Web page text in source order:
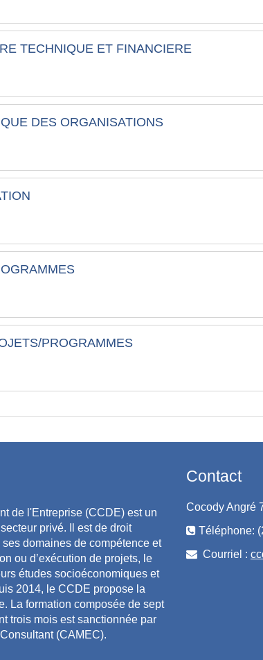
TECHNIQUE ET FINANCIERE
DES ORGANISATIONS
PROGRAMMES
de l'Entreprise (CCDE) est un
privé. Il est de droit
domaines de compétence et
ou d’exécution de projets, le
études socioéconomiques et
2014, le CCDE propose la
La formation composée de sept
trois mois est sanctionnée par
(CAMEC).
Contact
Cocody Angré
Téléphone:
Courriel :